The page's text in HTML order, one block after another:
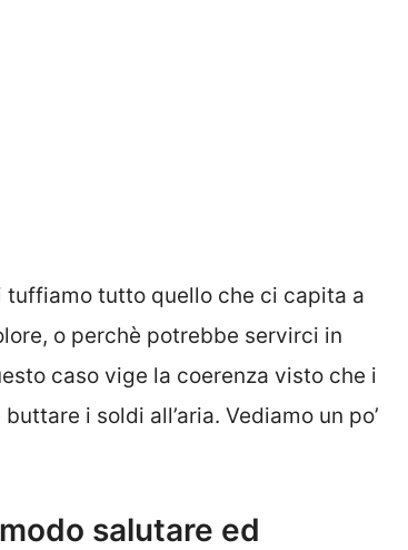
tuffiamo tutto quello che ci capita a
o perchè potrebbe servirci in
caso vige la coerenza visto che i
i soldi all’aria. Vediamo un po’
salutare ed